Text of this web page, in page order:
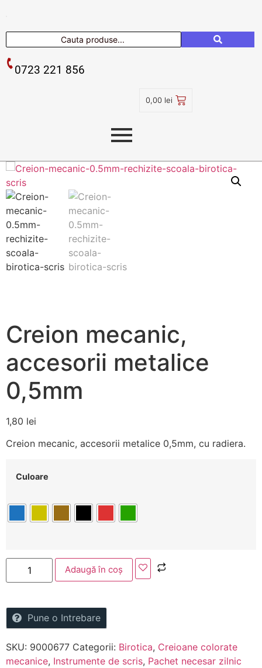
0723 221 856
0,00 lei
Creion mecanic,
accesorii metalice
0,5mm
1,80 lei
Creion mecanic, accesorii metalice 0,5mm, cu radiera.
Culoare
Adaugă în coș
Pune o Intrebare
SKU: 9000677 Categorii: Birotica, Creioane colorate
mecanice, Instrumente de scris, Pachet necesar zilnic